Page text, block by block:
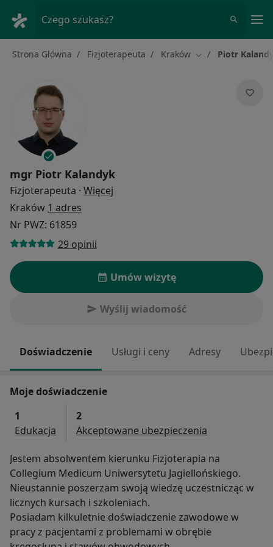
Czego szukasz?
Strona Główna Fizjoterapeuta Kraków Zmień miasto
Piotr
mgr Piotr Kalandyk
Fizjoterapeuta · Więcej
Kraków 1 adres
Nr PWZ: 61859
29 opinii
Umów wizytę
Wyślij wiadomość
Doświadczenie Usługi i ceny Adresy
Moje doświadczenie
1
Edukacja
2
Akceptowane ubezpieczenia
Jestem absolwentem kierunku Fizjoterapia na
Collegium Medicum Uniwersytetu Jagiellońskiego.
Nieustannie poszerzam swoją wiedzę uczestnicząc w
licznych kursach i szkoleniach.
Posiadam kilkuletnie doświadczenie zawodowe w
pracy z pacjentami z problemami w obrębie